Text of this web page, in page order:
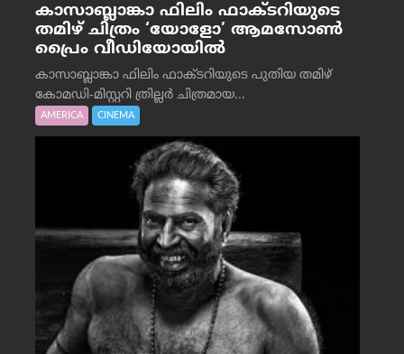
കാസാബ്ലാങ്കാ ഫിലിം ഫാക്ടറിയുടെ
തമിഴ് ചിത്രം ‘യോളോ’ ആമസോൺ
പ്രൈം വീഡിയോയിൽ
കാസാബ്ലാങ്കാ ഫിലിം ഫാക്ടറിയുടെ പുതിയ തമിഴ്
കോമഡി-മിസ്റ്ററി ത്രില്ലർ ചിത്രമായ...
AMERICA CINEMA